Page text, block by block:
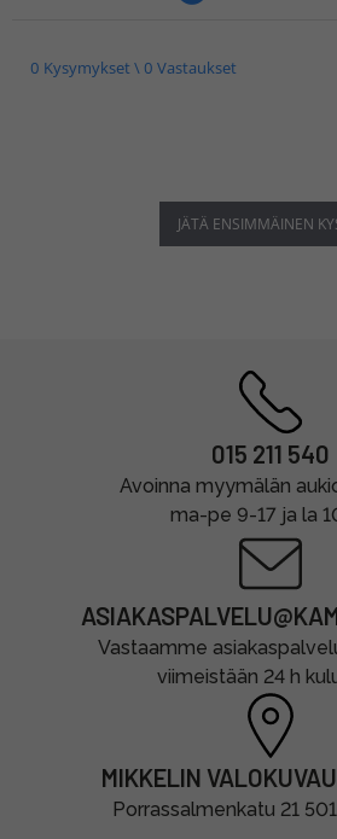
0 Kysymykset \ 0 Vastaukset
JÄTÄ ENSIMMÄINEN
015 211 540
Avoinna myymälän
ma-pe 9-17 ja la
Vastaamme
viimeistään 24 h
MIKKELIN
Porrassalmenkatu 21